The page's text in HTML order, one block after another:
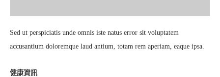
Sed ut perspiciatis unde omnis iste natus error sit voluptatem
accusantium doloremque laud antium, totam rem aperiam, eaque ipsa.
健康資訊